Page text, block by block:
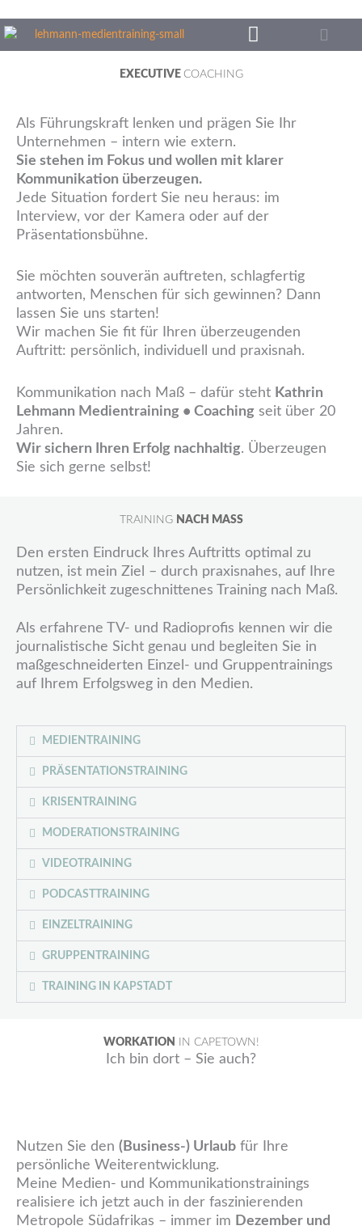
Inhalt
EXECUTIVE COACHING
Als Führungskraft lenken und prägen Sie Ihr
Unternehmen – intern wie extern.
Sie stehen im Fokus und wollen mit klarer
Kommunikation überzeugen.
Jede Situation fordert Sie neu heraus: im
Interview, vor der Kamera oder auf der
Präsentationsbühne.
Sie möchten souverän auftreten, schlagfertig
antworten, Menschen für sich gewinnen? Dann
lassen Sie uns starten!
Wir machen Sie fit für Ihren überzeugenden
Auftritt: persönlich, individuell und praxisnah.
Kommunikation nach Maß – dafür steht Kathrin
Lehmann Medientraining • Coaching seit über 20
Jahren.
Wir sichern Ihren Erfolg nachhaltig. Überzeugen
Sie sich gerne selbst!
TRAINING NACH MASS
Den ersten Eindruck Ihres Auftritts optimal zu
nutzen, ist mein Ziel – durch praxisnahes, auf Ihre
Persönlichkeit zugeschnittenes Training nach Maß.
Als erfahrene TV- und Radioprofis kennen wir die
journalistische Sicht genau und begleiten Sie in
maßgeschneiderten Einzel- und Gruppentrainings
auf Ihrem Erfolgsweg in den Medien.
MEDIENTRAINING
PRÄSENTATIONSTRAINING
KRISENTRAINING
MODERATIONSTRAINING
VIDEOTRAINING
PODCASTTRAINING
EINZELTRAINING
GRUPPENTRAINING
TRAINING IN KAPSTADT
WORKATION IN CAPETOWN!
Ich bin dort – Sie auch?
Nutzen Sie den (Business-) Urlaub für Ihre
persönliche Weiterentwicklung.
Meine Medien- und Kommunikationstrainings
realisiere ich jetzt auch in der faszinierenden
Metropole Südafrikas – immer im Dezember und